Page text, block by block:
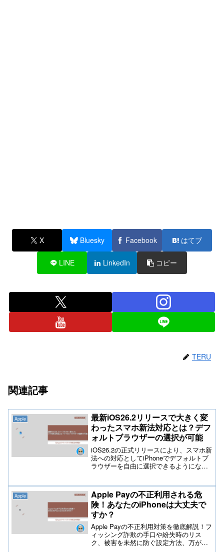
X Bluesky Facebook はてブ
LINE LinkedIn コピー
TERU
関連記事
Apple
最新iOS26.2リリースで大きく変
わったスマホ新法対応とは？デフ
ォルトブラウザーの選択が可能
iOS26.2の正式リリースにより、スマホ新
法への対応としてiPhoneでデフォルトブ
ラウザーを自由に選択できるようになり
のブラウザーの特徴、ユーザーや開発者
への影響、注意点までを初心者にも分か
りやすく徹底解説します。
Apple
Apple Payの不正利用される危
険！あなたのiPhoneは大丈夫で
すか？
Apple Payの不正利用対策を徹底解説！フ
ィッシング詐欺の手口や紛失時のリス
ク、被害を未然に防ぐ設定方法、万が一